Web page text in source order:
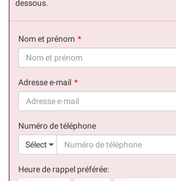
dessous.
Nom et prénom
Adresse e-mail
Numéro de téléphone
Sélect
Heure de rappel préférée: